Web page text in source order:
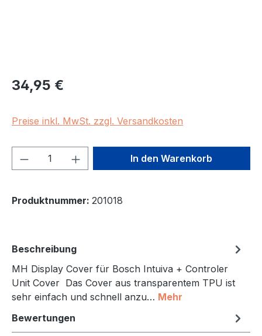
Regulärer Preis:
34,95 €
Preise inkl. MwSt. zzgl. Versandkosten
Produkt Anzahl: Gib denIn den Warenkorb
Produktnummer: 201018
Beschreibung
MH Display Cover für Bosch Intuiva + Controler
Unit Cover Das Cover aus transparentem TPU ist
sehr einfach und schnell anzu… Mehr
Bewertungen